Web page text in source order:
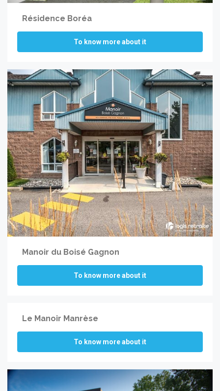
Résidence Boréa
To know more about it
Manoir du Boisé Gagnon
To know more about it
Le Manoir Manrèse
To know more about it